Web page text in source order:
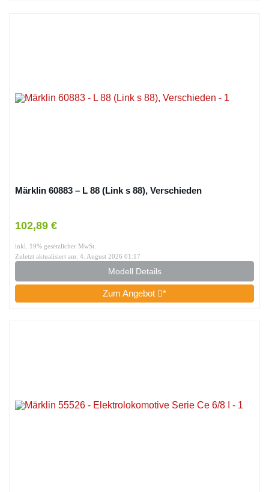
Märklin 60883 – L 88 (Link s 88), Verschieden
102,89 €
inkl. 19% gesetzlicher MwSt.
Zuletzt aktualisiert am: 4. August 2026 01:17
Modell Details
Zum Angebot *